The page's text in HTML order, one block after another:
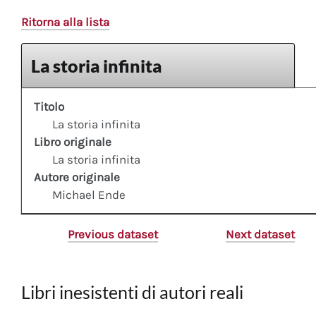
Ritorna alla lista
La storia infinita
Titolo
La storia infinita
Libro originale
La storia infinita
Autore originale
Michael Ende
Previous dataset Next dataset
Libri inesistenti di autori reali